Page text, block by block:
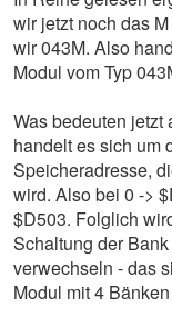
wir jetzt noch das
wir 043M. Also
Modul vom Typ
Was bedeuten jetzt
handelt es sich um
Speicheradresse,
wird. Also bei 0 ->
$D503. Folglich
Schaltung der
verwechseln - das
Modul mit 4